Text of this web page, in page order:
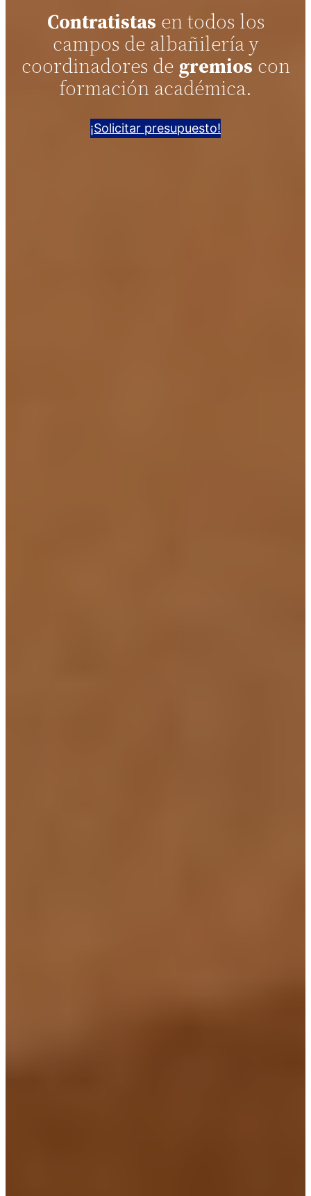
Contratistas en todos los
campos de albañilería y
coordinadores de gremios con
formación académica.
¡Solicitar presupuesto!